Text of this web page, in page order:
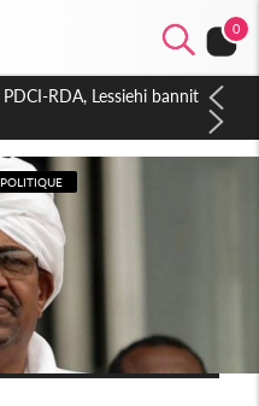
0
sanctions contre les
POLITIQUE